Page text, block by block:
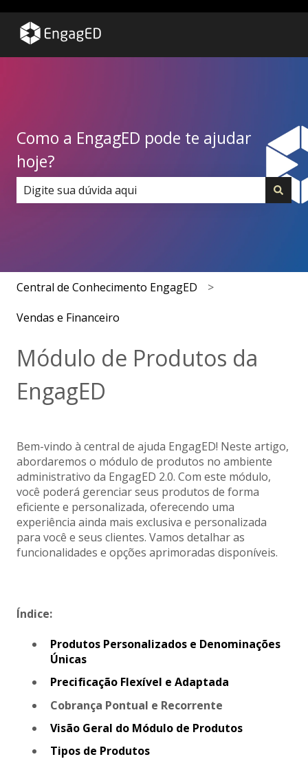
Como a EngagED pode te ajudar
hoje?
Central de Conhecimento EngagED
Vendas e Financeiro
Módulo de Produtos da
EngagED
Bem-vindo à central de ajuda EngagED! Neste artigo,
abordaremos o módulo de produtos no ambiente
administrativo da EngagED 2.0. Com este módulo,
você poderá gerenciar seus produtos de forma
eficiente e personalizada, oferecendo uma
experiência ainda mais exclusiva e personalizada
para você e seus clientes. Vamos detalhar as
funcionalidades e opções aprimoradas disponíveis.
Índice:
Produtos Personalizados e Denominações
Únicas
Precificação Flexível e Adaptada
Cobrança Pontual e Recorrente
Visão Geral do Módulo de Produtos
Tipos de Produtos